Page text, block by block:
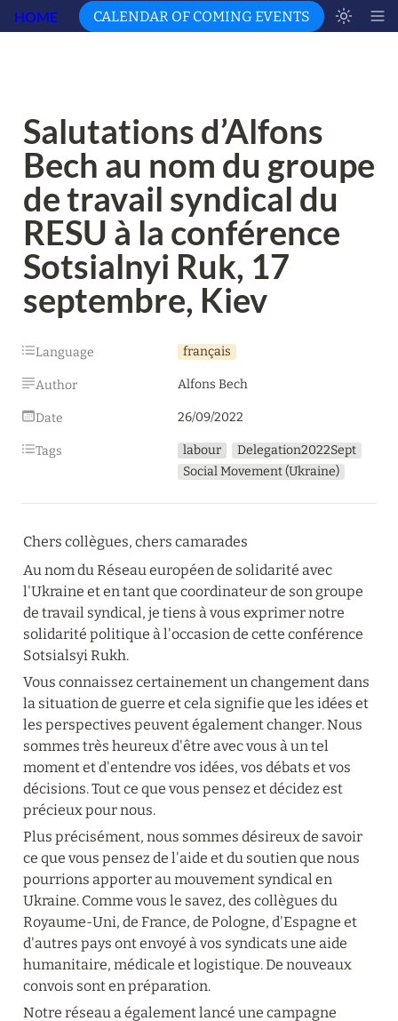
HOME CALENDAR OF COMING EVENTS
Salutations d’Alfons
Bech au nom du groupe
de travail syndical du
RESU à la conférence
Sotsialnyi Ruk, 17
septembre, Kiev
Language français
Author Alfons Bech
Date 26/09/2022
Tags labour
Delegation2022Sept
Social Movement (Ukraine)
Chers collègues, chers camarades
Au nom du Réseau européen de solidarité avec
l'Ukraine et en tant que coordinateur de son groupe
de travail syndical, je tiens à vous exprimer notre
solidarité politique à l'occasion de cette conférence
Sotsialsyi Rukh.
Vous connaissez certainement un changement dans
la situation de guerre et cela signifie que les idées et
les perspectives peuvent également changer. Nous
sommes très heureux d'être avec vous à un tel
moment et d'entendre vos idées, vos débats et vos
décisions. Tout ce que vous pensez et décidez est
précieux pour nous.
Plus précisément, nous sommes désireux de savoir
ce que vous pensez de l'aide et du soutien que nous
pourrions apporter au mouvement syndical en
Ukraine. Comme vous le savez, des collègues du
Royaume-Uni, de France, de Pologne, d'Espagne et
d'autres pays ont envoyé à vos syndicats une aide
humanitaire, médicale et logistique. De nouveaux
convois sont en préparation.
Notre réseau a également lancé une campagne